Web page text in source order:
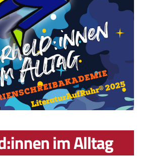
im Alltag